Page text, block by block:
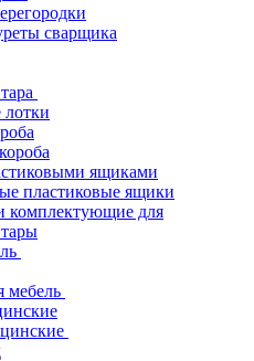
сварщика
ящиками
пластиковые ящики
комплектующие для
мебель